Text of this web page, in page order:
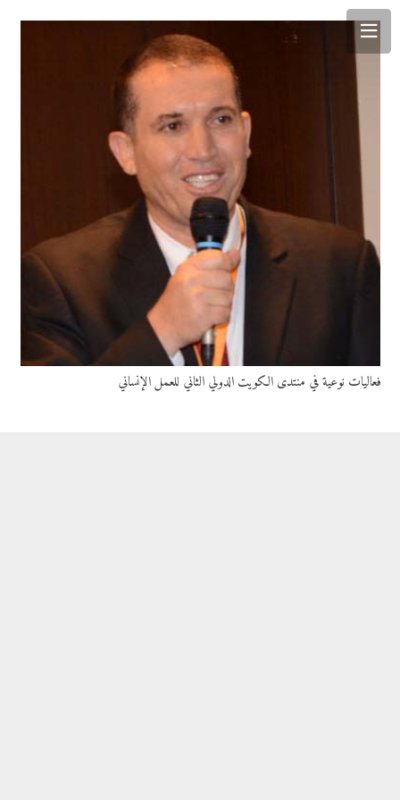
فعاليات نوعية في منتدى الكويت الدولي الثاني للعمل الإنساني